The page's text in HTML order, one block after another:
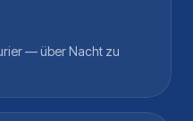
— über Nacht zu